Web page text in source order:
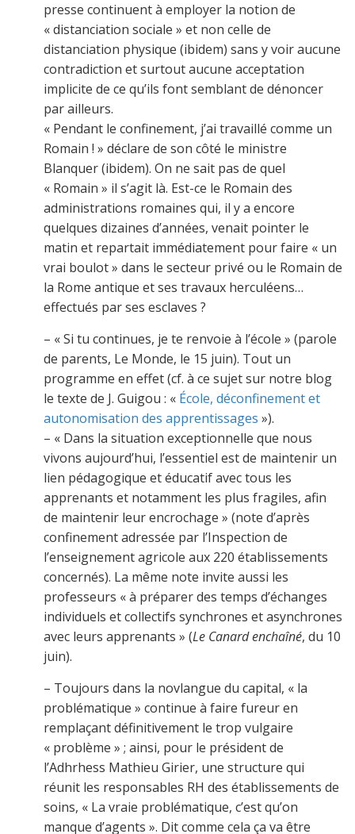
presse continuent à employer la notion de
« distanciation sociale » et non celle de
distanciation physique (ibidem) sans y voir aucune
contradiction et surtout aucune acceptation
implicite de ce qu’ils font semblant de dénoncer
par ailleurs.
« Pendant le confinement, j’ai travaillé comme un
Romain ! » déclare de son côté le ministre
Blanquer (ibidem). On ne sait pas de quel
« Romain » il s’agit là. Est-ce le Romain des
administrations romaines qui, il y a encore
quelques dizaines d’années, venait pointer le
matin et repartait immédiatement pour faire « un
vrai boulot » dans le secteur privé ou le Romain de
la Rome antique et ses travaux herculéens…
effectués par ses esclaves ?
– « Si tu continues, je te renvoie à l’école » (parole
de parents, Le Monde, le 15 juin). Tout un
programme en effet (cf. à ce sujet sur notre blog
le texte de J. Guigou : « École, déconfinement et
autonomisation des apprentissages »).
– « Dans la situation exceptionnelle que nous
vivons aujourd’hui, l’essentiel est de maintenir un
lien pédagogique et éducatif avec tous les
apprenants et notamment les plus fragiles, afin
de maintenir leur encrochage » (note d’après
confinement adressée par l’Inspection de
l’enseignement agricole aux 220 établissements
concernés). La même note invite aussi les
professeurs « à préparer des temps d’échanges
individuels et collectifs synchrones et asynchrones
avec leurs apprenants » (Le Canard enchaîné, du 10
juin).
– Toujours dans la novlangue du capital, « la
problématique » continue à faire fureur en
remplaçant définitivement le trop vulgaire
« problème » ; ainsi, pour le président de
l’Adhrhess Mathieu Girier, une structure qui
réunit les responsables RH des établissements de
soins, « La vraie problématique, c’est qu’on
manque d’agents ». Dit comme cela ça va être